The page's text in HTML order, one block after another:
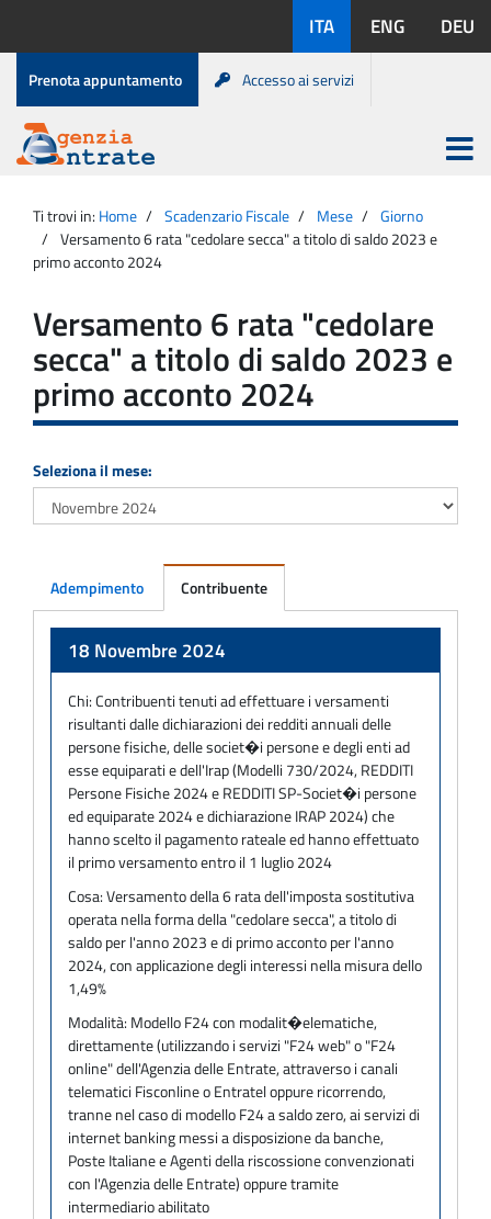
contenuto
disponibili:
ITA ENG DEU
Menu
di
servizio
Prenota appuntamento Accesso ai servizi
Agenzia
Entrate
Apri
menu
principale
Ti trovi in: Home Scadenzario Fiscale Mese
Giorno
Versamento 6 rata "cedolare secca" a titolo di saldo 2023 e
primo acconto 2024
Versamento 6 rata "cedolare
secca" a titolo di saldo 2023 e
primo acconto 2024
Seleziona il mese:
Adempimento Contribuente
18 Novembre 2024
Chi:Contribuenti tenuti ad effettuare i versamenti
risultanti dalle dichiarazioni dei redditi annuali delle
persone fisiche, delle societ�i persone e degli enti ad
esse equiparati e dell'Irap (Modelli 730/2024, REDDITI
Persone Fisiche 2024 e REDDITI SP-Societ�i persone
ed equiparate 2024 e dichiarazione IRAP 2024) che
hanno scelto il pagamento rateale ed hanno effettuato
il primo versamento entro il 1 luglio 2024
Cosa:Versamento della 6 rata dell'imposta sostitutiva
operata nella forma della "cedolare secca", a titolo di
saldo per l'anno 2023 e di primo acconto per l'anno
2024, con applicazione degli interessi nella misura dello
1,49%
Modalità: Modello F24 con modalit�elematiche,
direttamente (utilizzando i servizi "F24 web" o "F24
online" dell'Agenzia delle Entrate, attraverso i canali
telematici Fisconline o Entratel oppure ricorrendo,
tranne nel caso di modello F24 a saldo zero, ai servizi di
internet banking messi a disposizione da banche,
Poste Italiane e Agenti della riscossione convenzionati
con l'Agenzia delle Entrate) oppure tramite
intermediario abilitato